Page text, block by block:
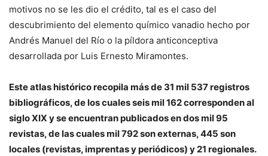
motivos no se les dio el crédito, tal es el caso del
descubrimiento del elemento químico vanadio hecho por
Andrés Manuel del Río o la píldora anticonceptiva
desarrollada por Luis Ernesto Miramontes.
Este atlas histórico recopila más de 31 mil 537 registros
bibliográficos, de los cuales seis mil 162 corresponden al
siglo XIX y se encuentran publicados en dos mil 95
revistas, de las cuales mil 792 son externas, 445 son
locales (revistas, imprentas y periódicos) y 21 regionales.